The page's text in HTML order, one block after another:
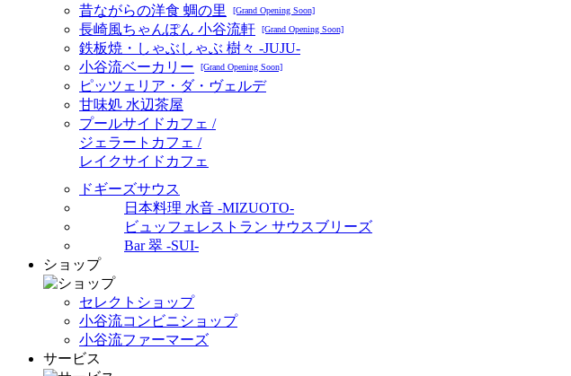
昔ながらの洋食 蜩の里
[Grand Opening Soon]
長崎風ちゃんぽん 小谷流軒 [Grand Opening Soon]
鉄板焼・しゃぶしゃぶ 樹々 -JUJU-
小谷流ベーカリー
[Grand Opening Soon]
ピッツェリア・ダ・ヴェルデ
甘味処 水辺茶屋
プールサイドカフェ /
ジェラートカフェ /
レイクサイドカフェ
ドギーズサウス
日本料理 水音 -MIZUOTO-
ビュッフェレストラン サウスブリーズ
Bar 翠 -SUI-
ショップ
セレクトショップ
小谷流コンビニショップ
小谷流ファーマーズ
サービス